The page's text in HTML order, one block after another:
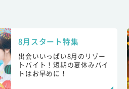
8月スタート特集
出会いいっぱい8月のリゾー
トバイト！短期の夏休みバイ
トはお早めに！